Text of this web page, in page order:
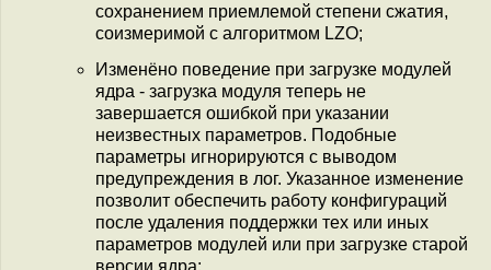
сохранением приемлемой степени сжатия,
соизмеримой с алгоритмом LZO;
Изменёно поведение при загрузке модулей
ядра - загрузка модуля теперь не
завершается ошибкой при указании
неизвестных параметров. Подобные
параметры игнорируются с выводом
предупреждения в лог. Указанное изменение
позволит обеспечить работу конфигураций
после удаления поддержки тех или иных
параметров модулей или при загрузке старой
версии ядра;